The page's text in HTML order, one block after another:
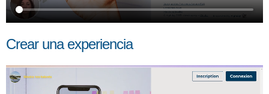
Crear una experiencia